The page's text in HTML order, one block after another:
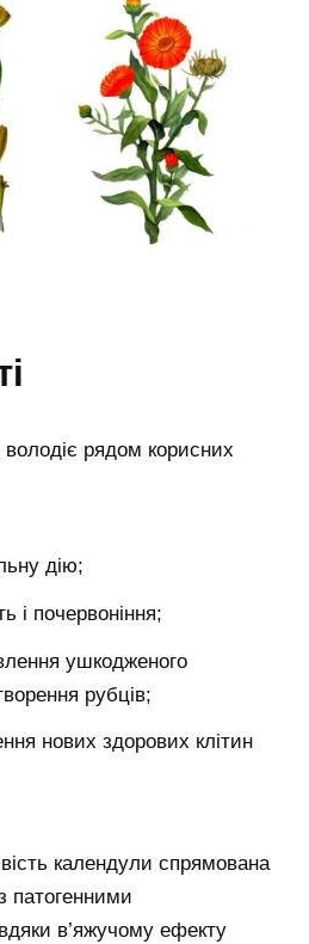
рядом корисних
дію;
і почервоніння;
ушкодженого
рубців;
нових здорових клітин
календули спрямована
патогенними
в’яжучому ефекту